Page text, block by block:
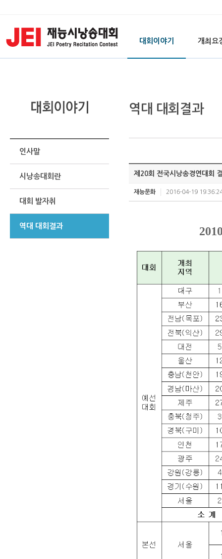
대회이야기 개최요
인사말
시낭송대회란
대회 발자취
역대 대회결과
역대 대회결과
제20회 전국시낭송경연대회
재능문화 2016-04-19